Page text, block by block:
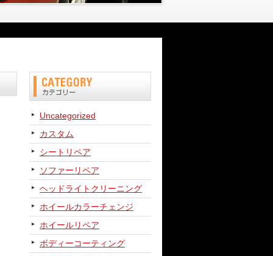
Uncategorized
カスタム
シートリペア
ソファーリペア
ヘッドライトクリーニング
ホイールカラーチェンジ
ホイールリペア
ボディーコーティング